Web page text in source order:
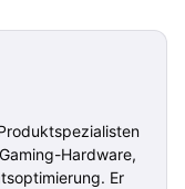
Hardware,
Er